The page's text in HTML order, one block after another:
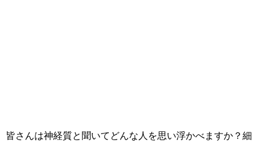
皆さんは神経質と聞いてどんな人を思い浮かべますか？細